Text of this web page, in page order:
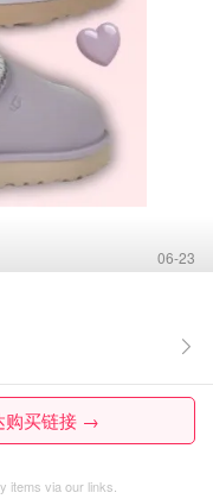
06-23
购买链接 →
items via our links.